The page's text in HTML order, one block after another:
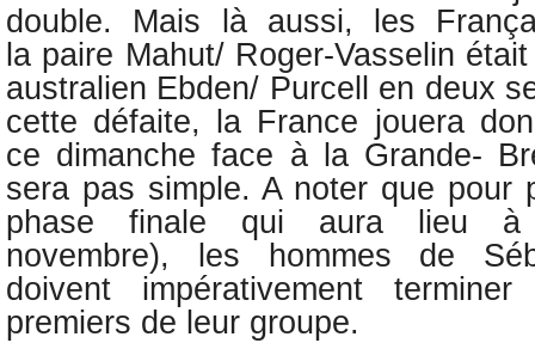
double. Mais là aussi, les
la paire Mahut/ Roger-Vasselin
australien Ebden/ Purcell en deux
cette défaite, la France jouera
ce dimanche face à la Grande-
sera pas simple. A noter que pour
phase finale qui aura lieu à
novembre), les hommes de
doivent impérativement
premiers de leur groupe.